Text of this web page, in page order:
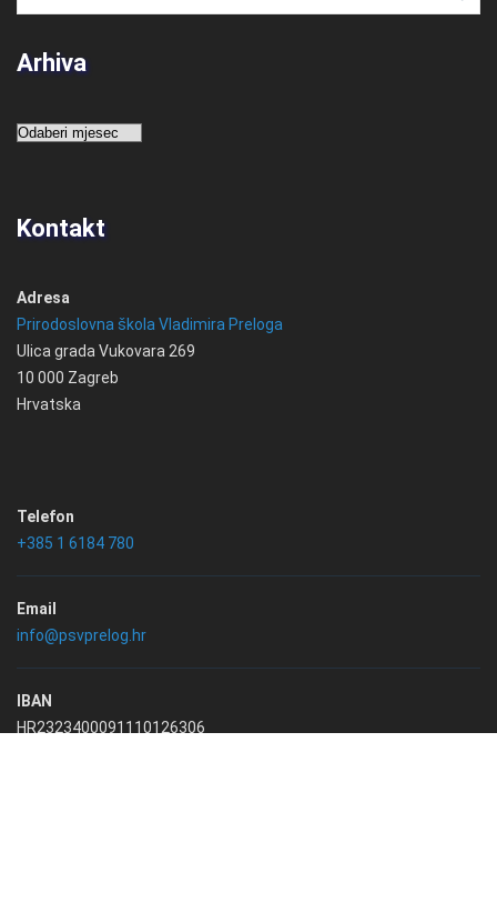
Arhiva
Arhiva
Kontakt
Adresa
Prirodoslovna škola Vladimira Preloga
Ulica grada Vukovara 269
10 000 Zagreb
Hrvatska
Telefon
+385 1 6184 780
Email
info@psvprelog.hr
IBAN
HR2323400091110126306